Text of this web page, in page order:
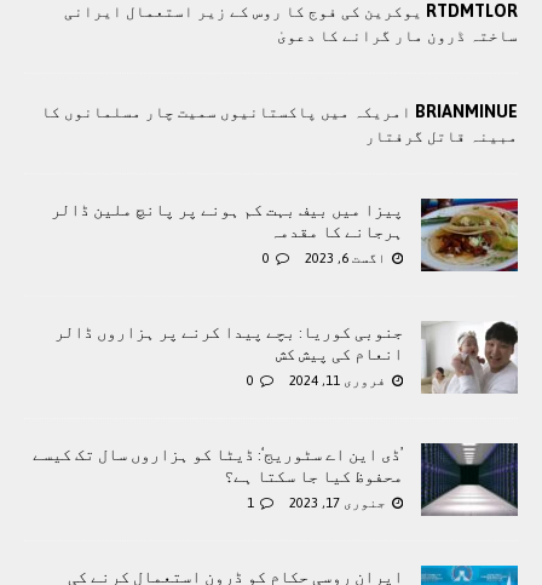
RTDMTLOR یوکرین کی فوج کا روس کے زیر استعمال ایرانی
ساختہ ڈرون مار گرانے کا دعویٰ
BRIANMINUE امریکہ میں پاکستانیوں سمیت چار مسلمانوں کا
مبینہ قاتل گرفتار
پیزا میں بیف بہت کم ہونے پر پانچ ملین ڈالر
ہرجانے کا مقدمہ
اگست 6, 2023 0
جنوبی کوریا: بچے پیدا کرنے پر ہزاروں ڈالر
انعام کی پیش کش
فروری 11, 2024 0
’ڈی این اے سٹوریج‘: ڈیٹا کو ہزاروں سال تک کیسے
محفوظ کیا جا سکتا ہے؟
جنوری 17, 2023 1
ایران روسی حکام کو ڈرون استعمال کرنے کی